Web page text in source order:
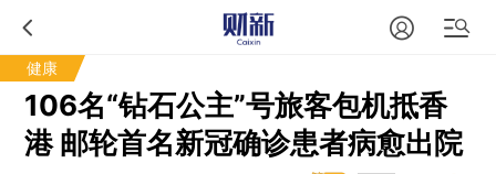
健康
106名“钻石公主”号旅客包机抵香
港 邮轮首名新冠确诊患者病愈出院